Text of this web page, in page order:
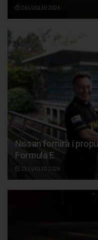
26 LUGLIO 2026
Nissan fornirà i
Formula E
25 LUGLIO 2026